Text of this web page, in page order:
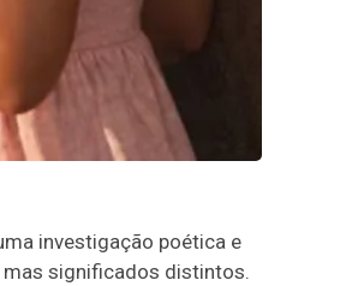
investigação poética e
mas significados distintos.